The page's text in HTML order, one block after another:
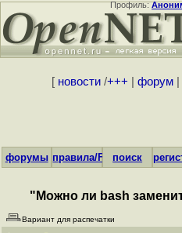
Профиль:
[ новости/+++ форум|
форумы правила/FAQпоиск
"Можно ли bash
Вариант для распечатки